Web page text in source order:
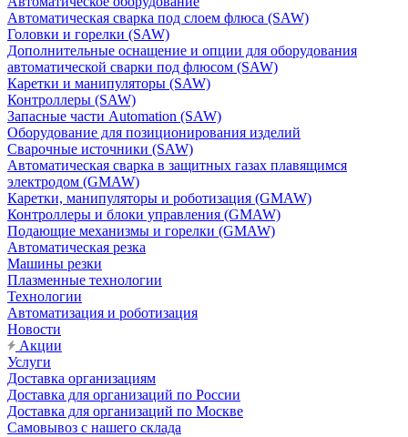
Автоматическая сварка под слоем флюса (SAW)
Головки и горелки (SAW)
Дополнительные оснащение и опции для оборудования
автоматической сварки под флюсом (SAW)
Каретки и манипуляторы (SAW)
Контроллеры (SAW)
Запасные части Automation (SAW)
Оборудование для позиционирования изделий
Сварочные источники (SAW)
Автоматическая сварка в защитных газах плавящимся
электродом (GMAW)
Каретки, манипуляторы и роботизация (GMAW)
Контроллеры и блоки управления (GMAW)
Подающие механизмы и горелки (GMAW)
Автоматическая резка
Машины резки
Плазменные технологии
Технологии
Автоматизация и роботизация
Новости
Акции
Услуги
Доставка организациям
Доставка для организаций по России
Доставка для организаций по Москве
Самовывоз с нашего склада